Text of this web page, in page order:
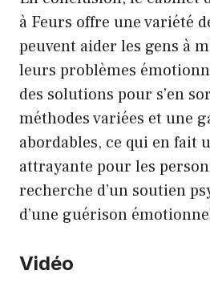
à Feurs offre une variété
peuvent aider les gens à
leurs problèmes
des solutions pour s’en
méthodes variées et une
abordables, ce qui en fait
attrayante pour les
recherche d’un soutien
d’une guérison
Vidéo